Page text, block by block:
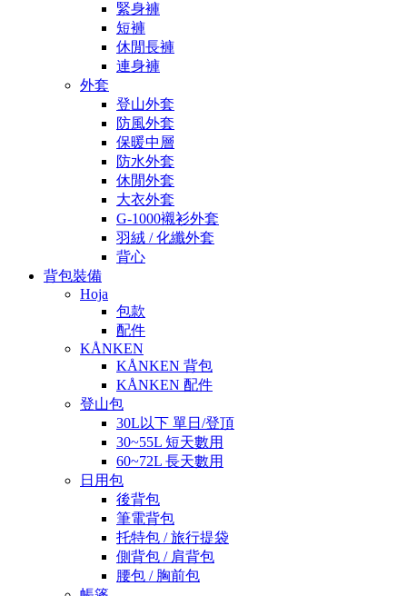
緊身褲
短褲
休閒長褲
連身褲
外套
登山外套
防風外套
保暖中層
防水外套
休閒外套
大衣外套
G-1000襯衫外套
羽絨 / 化纖外套
背心
背包裝備
Hoja
包款
配件
KÅNKEN
KÅNKEN 背包
KÅNKEN 配件
登山包
30L以下 單日/登頂
30~55L 短天數用
60~72L 長天數用
日用包
後背包
筆電背包
托特包 / 旅行提袋
側背包 / 肩背包
腰包 / 胸前包